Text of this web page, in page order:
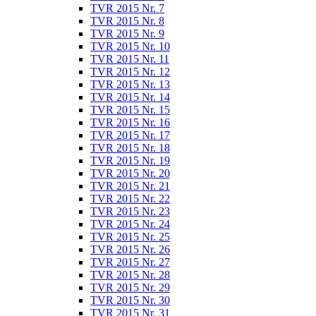
TVR 2015 Nr. 7
TVR 2015 Nr. 8
TVR 2015 Nr. 9
TVR 2015 Nr. 10
TVR 2015 Nr. 11
TVR 2015 Nr. 12
TVR 2015 Nr. 13
TVR 2015 Nr. 14
TVR 2015 Nr. 15
TVR 2015 Nr. 16
TVR 2015 Nr. 17
TVR 2015 Nr. 18
TVR 2015 Nr. 19
TVR 2015 Nr. 20
TVR 2015 Nr. 21
TVR 2015 Nr. 22
TVR 2015 Nr. 23
TVR 2015 Nr. 24
TVR 2015 Nr. 25
TVR 2015 Nr. 26
TVR 2015 Nr. 27
TVR 2015 Nr. 28
TVR 2015 Nr. 29
TVR 2015 Nr. 30
TVR 2015 Nr. 31